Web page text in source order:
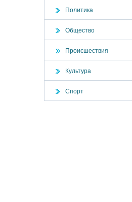
Политика
Общество
Происшествия
Культура
Спорт